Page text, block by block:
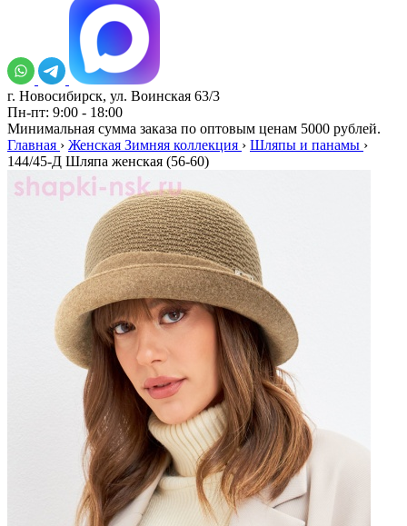
г. Новосибирск, ул. Воинская 63/3
Пн-пт: 9:00 - 18:00
Минимальная сумма заказа по оптовым ценам 5000 рублей.
Главная › Женская Зимняя коллекция › Шляпы и панамы ›
144/45-Д Шляпа женская (56-60)